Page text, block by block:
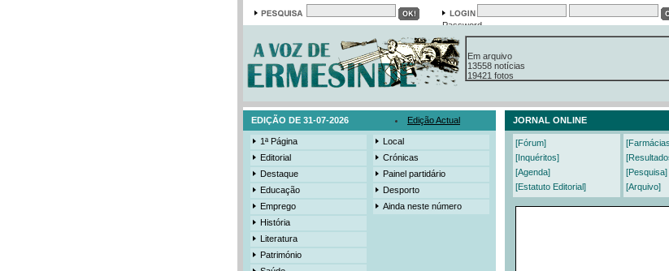
Password
Em arquivo
13558 notícias
19421 fotos
385 edições
EDIÇÃO DE 31-07-2026 Edição Actual JORNAL ONLINE
1ª Página
Editorial
Destaque
Educação
Emprego
História
Literatura
Património
Local
Crónicas
Painel partidário
Desporto
Ainda neste número
[Fórum]
[Inquéritos]
[Agenda]
[Estatuto Editorial]
[Pesquisa]
[Arquivo]